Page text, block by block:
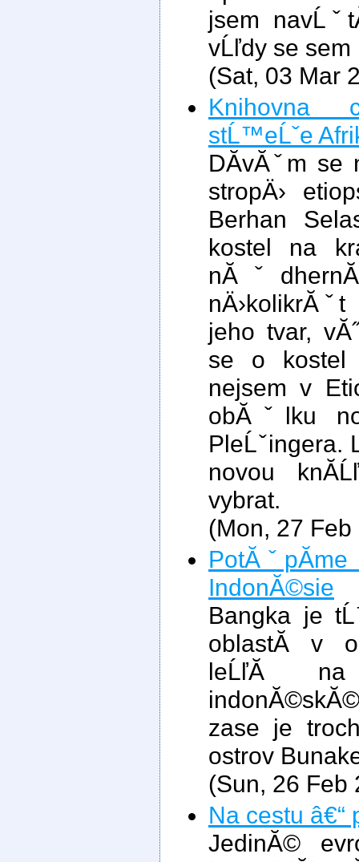
jsem
vĹľdy se sem
(Sat, 03 Mar
Knihovna
stĹ™eĹˇe
DĂ­vĂˇm se
stropÄ›
Berhan
kostel na
jeho tvar,
se o kostel
nejsem v
obĂˇlku
PleĹˇingera.
novou
vybrat.
(Mon, 27
IndonĂ©sie
Bangka je
oblastĂ­ v
leĹľĂ­ na
zase je
ostrov
(Sun, 26 Feb
Na cestu â€“
JedinĂ©